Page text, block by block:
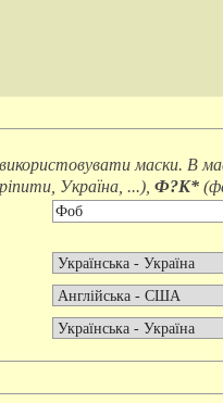
маски. В
Україна, ...), Ф?К* (